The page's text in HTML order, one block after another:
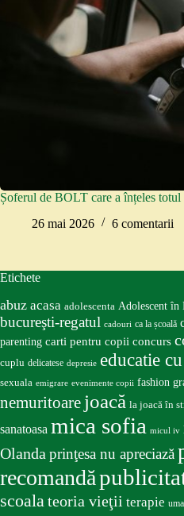
Șoferul de BOLT care a înțeles totul
26 mai 2026
6 comentarii
Etichete
abuz acasa adolescenta Adolescent în
bucureşti-regatul cadouri ca la școală
parenting carti pentru copii concurs
cuplu delicatese depresie educatie
sexuala emigrare evenimente copii fashion
nemuritoare joacă la joacă în
sanatoasa mica sofia micul iv
Olanda prinţesa nu apreciază
recomandă
scoala teoria vieţii terapie